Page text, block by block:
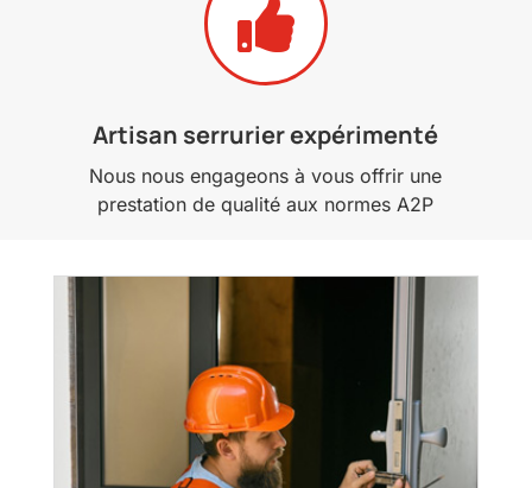

Artisan serrurier expérimenté
Nous nous engageons à vous offrir une
prestation de qualité aux normes A2P